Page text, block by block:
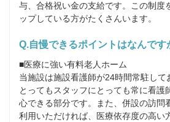
与、合格祝い金の支給です。この制度
ップしている方がたくさんいます。
Q.自慢できるポイントはなんです
■医療に強い有料老人ホーム
当施設は施設看護師が24時間常駐して
とってもスタッフにとっても常に看護
心できる部分です。また、併設の訪問
利用いただければ、医療依存度の高い